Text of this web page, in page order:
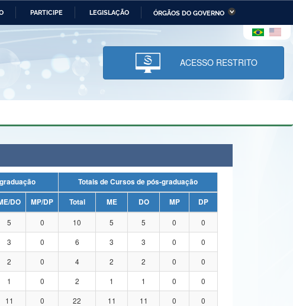
PARTICIPE LEGISLAÇÃO ÓRGÃOS DO GOVERNO
Ministério da Economia Ministério da Infraestrutura
Ministério da Ciência,
Tecnologia, Inovações e
Comunicações
e dos Direitos Humanos
Planalto
ACESSO RESTRITO
de pós-graduação
Totais de Cursos de pós-graduação
DO MP/DP Total ME DO MP
DP
5 0 10 5 5 0
0
3 0 6 3 3 0
0
2 0 4 2 2 0
0
1 0 2 1 1 0
0
11 0 22 11 11 0
0